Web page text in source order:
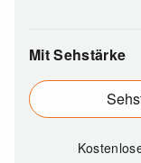
Mit Sehstärke